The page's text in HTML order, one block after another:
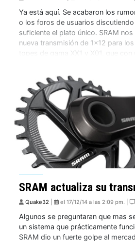
Ya está aquí. Se acabaron los
o los foros de usuarios
suficiente el plato único. SRAM
nueva transmisión de 1×12 para
topes de gama XX1 y X01, que con
SRAM actualiza su
Quake32 el 17/12/14 a las 2:09 pm. |
Algunos se preguntaran que mas
un sistema que prácticamente
SRAM dio un fuerte golpe al